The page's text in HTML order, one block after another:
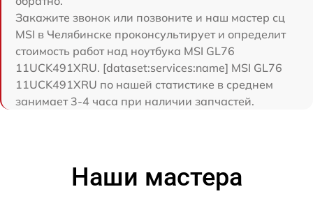
Закажите звонок или позвоните и наш мастер сц
MSI в Челябинске проконсультирует и определит
стоимость работ над ноутбука MSI GL76
11UCK491XRU. [dataset:services:name] MSI GL76
11UCK491XRU по нашей статистике в среднем
занимает 3-4 часа при наличии запчастей.
Наши мастера